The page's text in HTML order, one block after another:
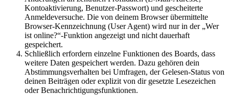
Kontoaktivierung, Benutzer-Passwort) und gescheiterte
Anmeldeversuche. Die von deinem Browser übermittelte
Browser-Kennzeichnung (User Agent) wird nur in der „Wer
ist online?“-Funktion angezeigt und nicht dauerhaft
gespeichert.
Schließlich erfordern einzelne Funktionen des Boards, dass
weitere Daten gespeichert werden. Dazu gehören dein
Abstimmungsverhalten bei Umfragen, der Gelesen-Status von
deinen Beiträgen oder explizit von dir gesetzte Lesezeichen
oder Benachrichtigungsfunktionen.